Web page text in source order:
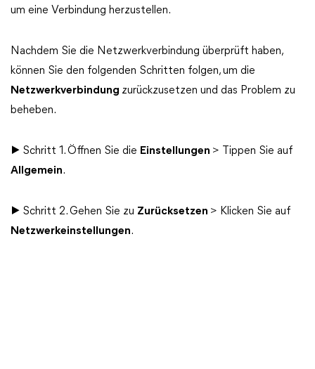
um eine Verbindung herzustellen.
Nachdem Sie die Netzwerkverbindung überprüft haben,
können Sie den folgenden Schritten folgen, um die
Netzwerkverbindung zurückzusetzen und das Problem zu
beheben.
▶ Schritt 1. Öffnen Sie die Einstellungen > Tippen Sie auf
Allgemein.
▶ Schritt 2. Gehen Sie zu Zurücksetzen > Klicken Sie auf
Netzwerkeinstellungen.